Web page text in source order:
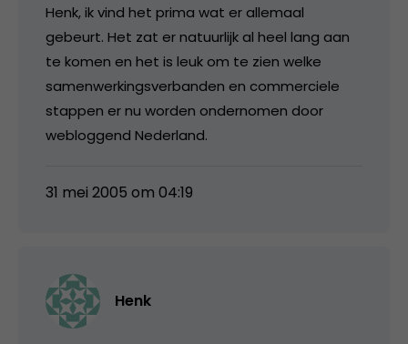
Henk, ik vind het prima wat er allemaal
gebeurt. Het zat er natuurlijk al heel lang aan
te komen en het is leuk om te zien welke
samenwerkingsverbanden en commerciele
stappen er nu worden ondernomen door
webloggend Nederland.
31 mei 2005 om 04:19
Henk